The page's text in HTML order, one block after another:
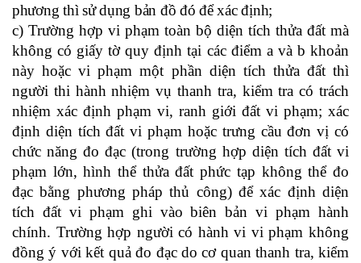
phương thì sử dụng bản đồ đó để xác định;
c) Trường hợp vi phạm toàn bộ diện tích thửa đất mà
không có giấy tờ quy định tại các điểm a và b khoản
này hoặc vi phạm một phần diện tích thửa đất thì
người thi hành nhiệm vụ thanh tra, kiểm tra có trách
nhiệm xác định phạm vi, ranh giới đất vi phạm; xác
định diện tích đất vi phạm hoặc trưng cầu đơn vị có
chức năng đo đạc (trong trường hợp diện tích đất vi
phạm lớn, hình thể thửa đất phức tạp không thể đo
đạc bằng phương pháp thủ công) để xác định diện
tích đất vi phạm ghi vào biên bản vi phạm hành
chính. Trường hợp người có hành vi vi phạm không
đồng ý với kết quả đo đạc do cơ quan thanh tra, kiểm